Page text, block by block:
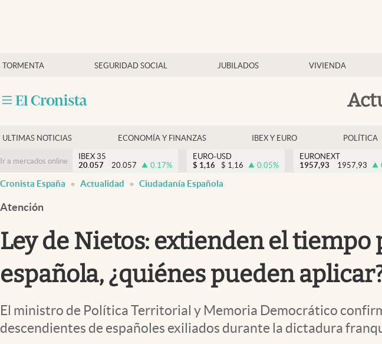
TORMENTA SEGURIDAD SOCIAL JUBILADOS VIVIENDA
Economía y finanzas
Criptomonedas
ULTIMAS NOTICIAS ECONOMÍA Y FINANZAS IBEX Y EURO POLÍTICA
Ir a mercados online
IBEX 35
20.057
20.057 0.17%
EURO-USD
$ 1,16 $ 1,16 0.05%
EURONEXT
1957,93
1957,93
Cronista España Actualidad Ciudadanía Española
Atención
Ley de Nietos: extienden el
española, ¿quiénes pueden
El ministro de Política Territorial y Memoria Democrático
descendientes de españoles exiliados durante la dictadura